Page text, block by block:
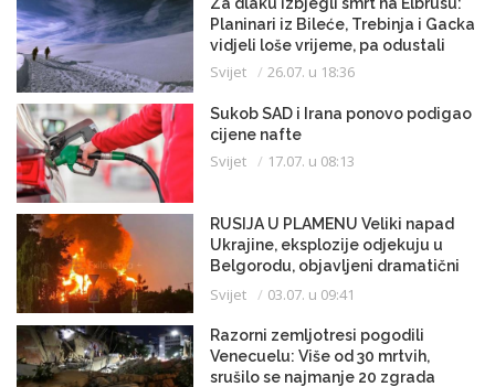
Planinari iz Bileće, Trebinja i Gacka
vidjeli loše vrijeme, pa odustali
Svijet 26.07. u 18:36
Sukob SAD i Irana ponovo podigao
cijene nafte
Svijet 17.07. u 08:13
RUSIJA U PLAMENU Veliki napad
Ukrajine, eksplozije odjekuju u
Belgorodu, objavljeni dramatični
snimci
Svijet 03.07. u 09:41
Razorni zemljotresi pogodili
Venecuelu: Više od 30 mrtvih,
srušilo se najmanje 20 zgrada